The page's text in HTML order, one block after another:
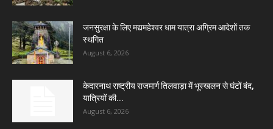
जनसुरक्षा के लिए मद्यमहेश्वर धाम यात्रा अग्रिम आदेशों तक
स्थगित
August 6, 2026
केदारनाथ राष्ट्रीय राजमार्ग तिलवाड़ा में भूस्खलन से घंटों बंद,
यात्रियों की...
August 6, 2026